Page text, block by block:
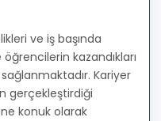
ve iş başında
kazandıkları
Kariyer
gerçekleştirdiği
konuk olarak